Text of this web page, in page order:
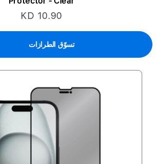
KD 10.90
تسوّق الطرازات